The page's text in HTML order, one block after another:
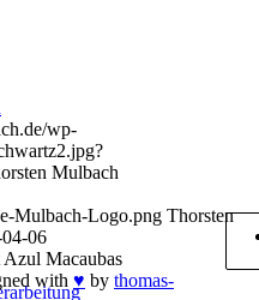
wp-
Mulbach
Mulbach-Logo.png Thorsten
06
Macaubas
with ♥ by thomas-